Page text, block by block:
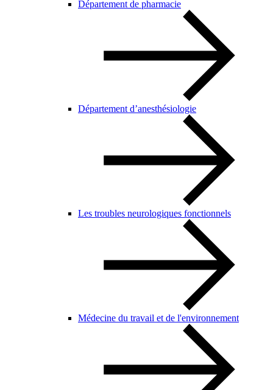
Département de pharmacie
Département d’anesthésiologie
Les troubles neurologiques fonctionnels
Médecine du travail et de l'environnement